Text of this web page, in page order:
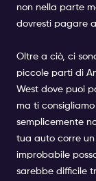
non nella parte
dovresti pagare
Oltre a ciò, ci
piccole parti di
West dove puoi
ma ti
semplicemente
tua auto corre
improbabile
sarebbe difficile